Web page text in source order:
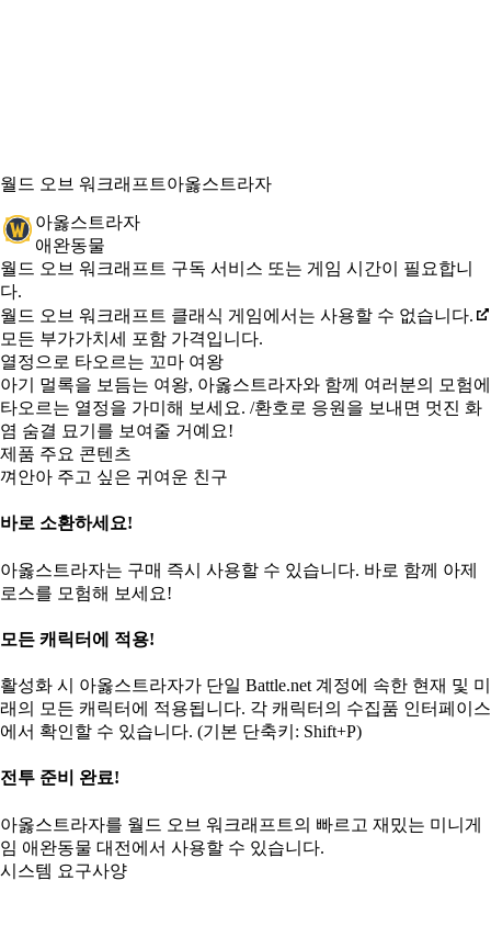
월드 오브 워크래프트아옳스트라자
아옳스트라자
애완동물
가격
Available actions
월드 오브 워크래프트 구독 서비스 또는 게임 시간이 필요합니
다.
월드 오브 워크래프트 클래식 게임에서는 사용할 수 없습니다.
모든 부가가치세 포함 가격입니다.
열정으로 타오르는 꼬마 여왕
아기 멀록을 보듬는 여왕, 아옳스트라자와 함께 여러분의 모험에
타오르는 열정을 가미해 보세요. /환호로 응원을 보내면 멋진 화
염 숨결 묘기를 보여줄 거예요!
제품 주요 콘텐츠
껴안아 주고 싶은 귀여운 친구
바로 소환하세요!
아옳스트라자는 구매 즉시 사용할 수 있습니다. 바로 함께 아제
로스를 모험해 보세요!
모든 캐릭터에 적용!
활성화 시 아옳스트라자가 단일 Battle.net 계정에 속한 현재 및 미
래의 모든 캐릭터에 적용됩니다. 각 캐릭터의 수집품 인터페이스
에서 확인할 수 있습니다. (기본 단축키: Shift+P)
전투 준비 완료!
아옳스트라자를 월드 오브 워크래프트의 빠르고 재밌는 미니게
임 애완동물 대전에서 사용할 수 있습니다.
시스템 요구사양